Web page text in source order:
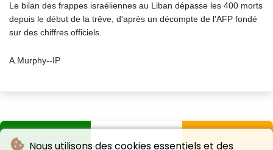
Nous utilisons des cookies essentiels et des
Le bilan des frappes israéliennes au Liban dépasse les 400 morts
depuis le début de la trêve, d'après un décompte de l'AFP fondé
sur des chiffres officiels.
A.Murphy--IP